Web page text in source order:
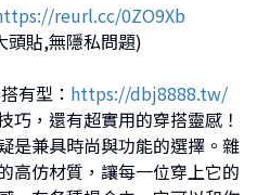
reurl.cc/0ZO9Xb
頭貼,無隱私問題)
有型： https://dbj8888.tw/
巧，還有超實用的穿搭靈感！
是兼具時尚與功能的選擇。雜
高仿材質，讓每一位穿上它的